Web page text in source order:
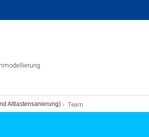
Altlastensanierung) Team